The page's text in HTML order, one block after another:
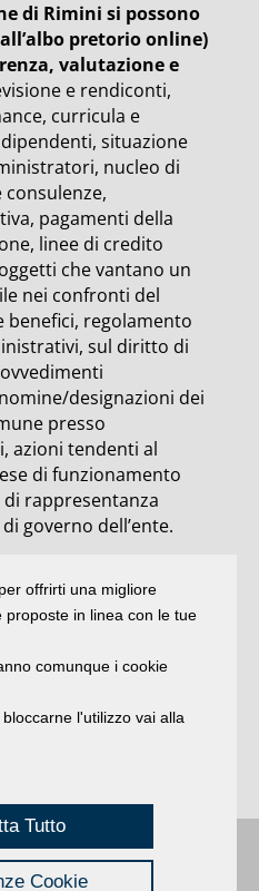
di Rimini si possono
pretorio online)
valutazione e
e rendiconti,
curricula e
situazione
nucleo di
pagamenti della
linee di credito
che vantano un
nei confronti del
benefici, regolamento
sul diritto di
designazioni dei
presso
azioni tendenti al
di funzionamento
di rappresentanza
governo dell’ente.
presto
complessivo
dei dati relativi al
nell’utilizzo della
sia per i
presso il Tribunale di Rimini
| © 2024 buongiornoRimini
offrirti una migliore
in linea con le tue
comunque i cookie
l'utilizzo vai alla
Tutto
Cookie